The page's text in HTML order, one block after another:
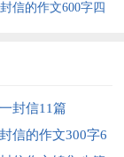
信的作文600字四
封信11篇
信的作文300字6